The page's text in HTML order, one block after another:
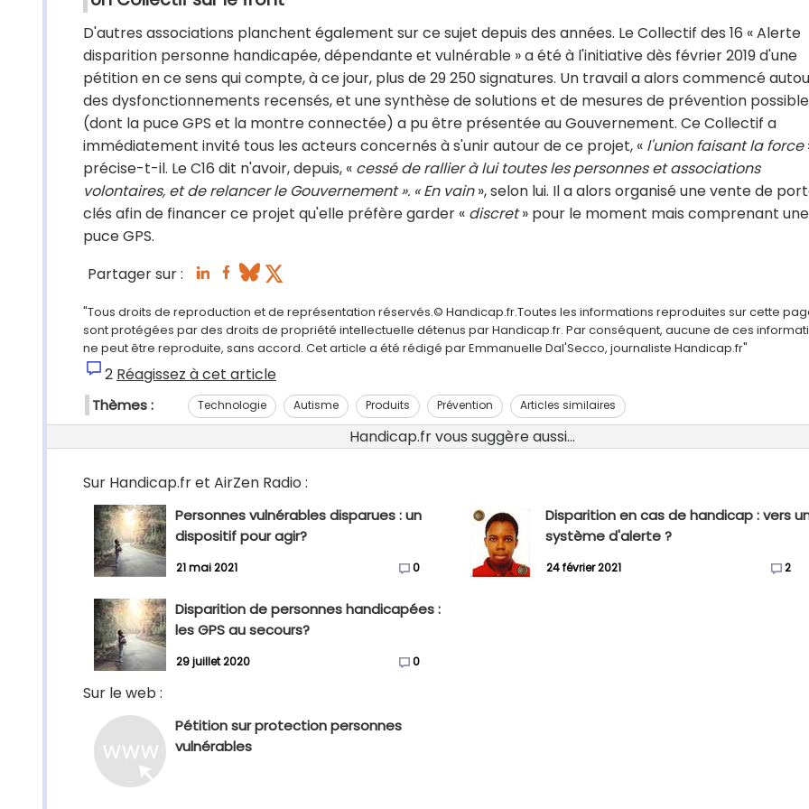
D'autres associations planchent également sur ce sujet depuis des années. Le Collectif des 16 « Alerte
disparition personne handicapée, dépendante et vulnérable » a été à l'initiative dès février 2019 d'une
pétition en ce sens qui compte, à ce jour, plus de 29 250 signatures. Un travail a alors commencé
des dysfonctionnements recensés, et une synthèse de solutions et de mesures de prévention
(dont la puce GPS et la montre connectée) a pu être présentée au Gouvernement. Ce Collectif a
immédiatement invité tous les acteurs concernés à s'unir autour de ce projet, « l'union faisant la force
précise-t-il. Le C16 dit n'avoir, depuis, « cessé de rallier à lui toutes les personnes et associations
volontaires, et de relancer le Gouvernement ». « En vain», selon lui. Il a alors organisé une vente de
clés afin de financer ce projet qu'elle préfère garder « discret» pour le moment mais comprenant une
puce GPS.
Partager sur :
"Tous droits de reproduction et de représentation réservés.© Handicap.fr.Toutes les informations reproduites sur cette
sont protégées par des droits de propriété intellectuelle détenus par Handicap.fr. Par conséquent, aucune de ces
ne peut être reproduite, sans accord. Cet article a été rédigé par Emmanuelle Dal'Secco, journaliste Handicap.fr"
2 Réagissez à cet article
Thèmes : Technologie Autisme Produits Prévention Articles similaires
Handicap.fr vous suggère aussi...
Sur Handicap.fr et AirZen Radio :
Personnes vulnérables disparues : un
dispositif pour agir?
21 mai 2021 0
Disparition en cas de handicap : vers
système d'alerte ?
24 février 2021 2
Disparition de personnes handicapées :
les GPS au secours?
29 juillet 2020 0
Sur le web :
Pétition sur protection personnes
vulnérables